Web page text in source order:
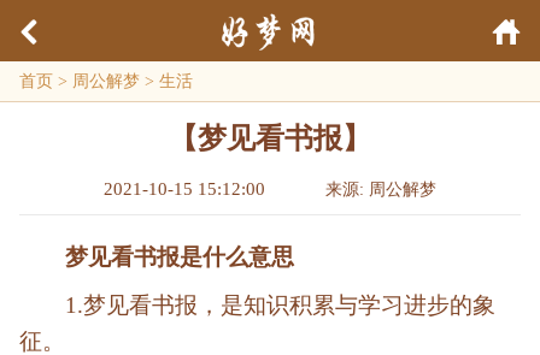
首页 > 周公解梦 > 生活
【梦见看书报】
2021-10-15 15:12:00 来源: 周公解梦
梦见看书报是什么意思
1.梦见看书报，是知识积累与学习进步的象
征。